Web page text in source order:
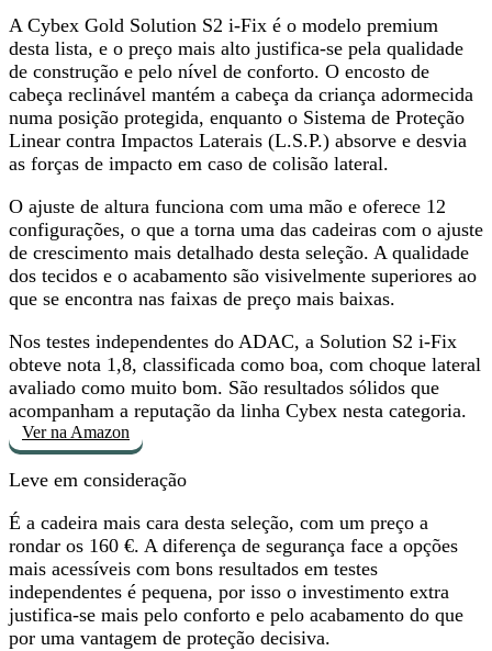
A Cybex Gold Solution S2 i-Fix é o modelo premium
desta lista, e o preço mais alto justifica-se pela qualidade
de construção e pelo nível de conforto. O encosto de
cabeça reclinável mantém a cabeça da criança adormecida
numa posição protegida, enquanto o Sistema de Proteção
Linear contra Impactos Laterais (L.S.P.) absorve e desvia
as forças de impacto em caso de colisão lateral.
O ajuste de altura funciona com uma mão e oferece 12
configurações, o que a torna uma das cadeiras com o ajuste
de crescimento mais detalhado desta seleção. A qualidade
dos tecidos e o acabamento são visivelmente superiores ao
que se encontra nas faixas de preço mais baixas.
Nos testes independentes do ADAC, a Solution S2 i-Fix
obteve nota 1,8, classificada como boa, com choque lateral
avaliado como muito bom. São resultados sólidos que
acompanham a reputação da linha Cybex nesta categoria.
Ver na Amazon
Leve em consideração
É a cadeira mais cara desta seleção, com um preço a
rondar os 160 €. A diferença de segurança face a opções
mais acessíveis com bons resultados em testes
independentes é pequena, por isso o investimento extra
justifica-se mais pelo conforto e pelo acabamento do que
por uma vantagem de proteção decisiva.